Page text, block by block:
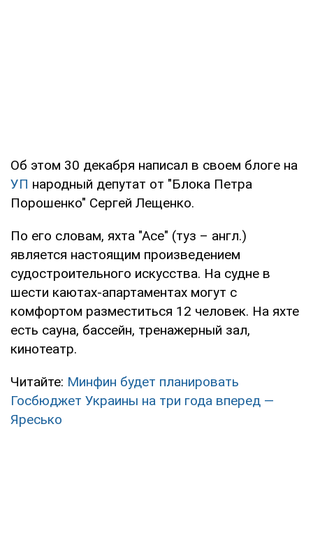
Об этом 30 декабря написал в своем блоге на
УП народный депутат от "Блока Петра
Порошенко" Сергей Лещенко.
По его словам, яхта "Асе" (туз – англ.)
является настоящим произведением
судостроительного искусства. На судне в
шести каютах-апартаментах могут с
комфортом разместиться 12 человек. На яхте
есть сауна, бассейн, тренажерный зал,
кинотеатр.
Читайте: Минфин будет планировать
Госбюджет Украины на три года вперед —
Яресько